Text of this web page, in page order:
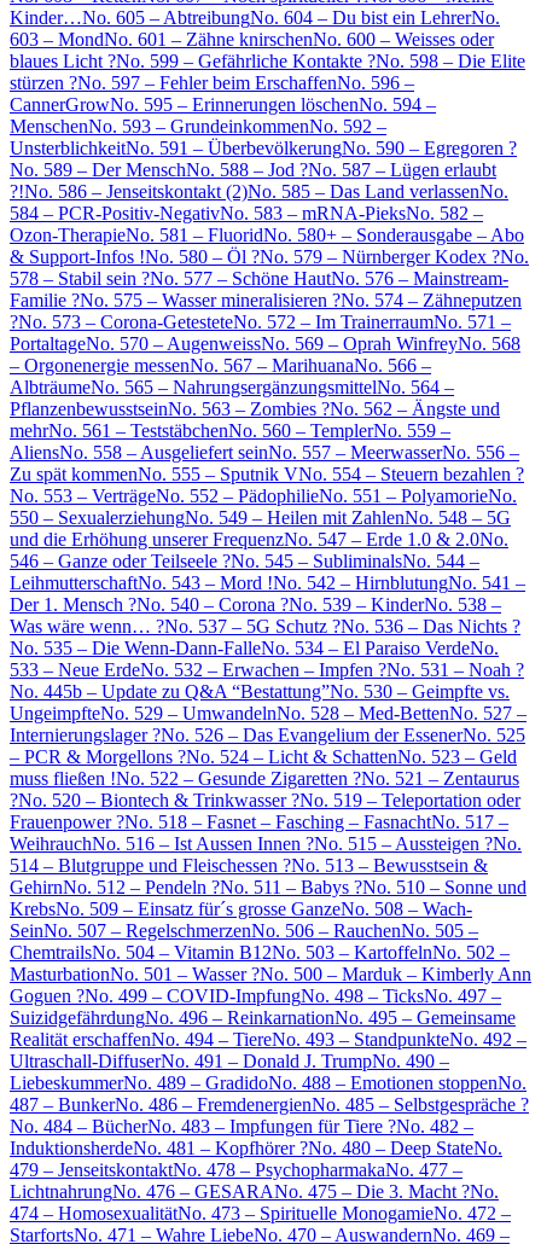
Kinder…No. 605 – AbtreibungNo. 604 – Du bist ein LehrerNo.
603 – MondNo. 601 – Zähne knirschenNo. 600 – Weisses oder
blaues Licht ?No. 599 – Gefährliche Kontakte ?No. 598 – Die Elite
stürzen ?No. 597 – Fehler beim ErschaffenNo. 596 –
CannerGrowNo. 595 – Erinnerungen löschenNo. 594 –
MenschenNo. 593 – GrundeinkommenNo. 592 –
UnsterblichkeitNo. 591 – ÜberbevölkerungNo. 590 – Egregoren ?
No. 589 – Der MenschNo. 588 – Jod ?No. 587 – Lügen erlaubt
?!No. 586 – Jenseitskontakt (2)No. 585 – Das Land verlassenNo.
584 – PCR-Positiv-NegativNo. 583 – mRNA-PieksNo. 582 –
Ozon-TherapieNo. 581 – FluoridNo. 580+ – Sonderausgabe – Abo
& Support-Infos !No. 580 – Öl ?No. 579 – Nürnberger Kodex ?No.
578 – Stabil sein ?No. 577 – Schöne HautNo. 576 – Mainstream-
Familie ?No. 575 – Wasser mineralisieren ?No. 574 – Zähneputzen
?No. 573 – Corona-GetesteteNo. 572 – Im TrainerraumNo. 571 –
PortaltageNo. 570 – AugenweissNo. 569 – Oprah WinfreyNo. 568
– Orgonenergie messenNo. 567 – MarihuanaNo. 566 –
AlbträumeNo. 565 – NahrungsergänzungsmittelNo. 564 –
PflanzenbewusstseinNo. 563 – Zombies ?No. 562 – Ängste und
mehrNo. 561 – TeststäbchenNo. 560 – TemplerNo. 559 –
AliensNo. 558 – Ausgeliefert seinNo. 557 – MeerwasserNo. 556 –
Zu spät kommenNo. 555 – Sputnik VNo. 554 – Steuern bezahlen ?
No. 553 – VerträgeNo. 552 – PädophilieNo. 551 – PolyamorieNo.
550 – SexualerziehungNo. 549 – Heilen mit ZahlenNo. 548 – 5G
und die Erhöhung unserer FrequenzNo. 547 – Erde 1.0 & 2.0No.
546 – Ganze oder Teilseele ?No. 545 – SubliminalsNo. 544 –
LeihmutterschaftNo. 543 – Mord !No. 542 – HirnblutungNo. 541 –
Der 1. Mensch ?No. 540 – Corona ?No. 539 – KinderNo. 538 –
Was wäre wenn… ?No. 537 – 5G Schutz ?No. 536 – Das Nichts ?
No. 535 – Die Wenn-Dann-FalleNo. 534 – El Paraiso VerdeNo.
533 – Neue ErdeNo. 532 – Erwachen – Impfen ?No. 531 – Noah ?
No. 445b – Update zu Q&A “Bestattung”No. 530 – Geimpfte vs.
UngeimpfteNo. 529 – UmwandelnNo. 528 – Med-BettenNo. 527 –
Internierungslager ?No. 526 – Das Evangelium der EssenerNo. 525
– PCR & Morgellons ?No. 524 – Licht & SchattenNo. 523 – Geld
muss fließen !No. 522 – Gesunde Zigaretten ?No. 521 – Zentaurus
?No. 520 – Biontech & Trinkwasser ?No. 519 – Teleportation oder
Frauenpower ?No. 518 – Fasnet – Fasching – FasnachtNo. 517 –
WeihrauchNo. 516 – Ist Aussen Innen ?No. 515 – Aussteigen ?No.
514 – Blutgruppe und Fleischessen ?No. 513 – Bewusstsein &
GehirnNo. 512 – Pendeln ?No. 511 – Babys ?No. 510 – Sonne und
KrebsNo. 509 – Einsatz für´s grosse GanzeNo. 508 – Wach-
SeinNo. 507 – RegelschmerzenNo. 506 – RauchenNo. 505 –
ChemtrailsNo. 504 – Vitamin B12No. 503 – KartoffelnNo. 502 –
MasturbationNo. 501 – Wasser ?No. 500 – Marduk – Kimberly Ann
Goguen ?No. 499 – COVID-ImpfungNo. 498 – TicksNo. 497 –
SuizidgefährdungNo. 496 – ReinkarnationNo. 495 – Gemeinsame
Realität erschaffenNo. 494 – TiereNo. 493 – StandpunkteNo. 492 –
Ultraschall-DiffuserNo. 491 – Donald J. TrumpNo. 490 –
LiebeskummerNo. 489 – GradidoNo. 488 – Emotionen stoppenNo.
487 – BunkerNo. 486 – FremdenergienNo. 485 – Selbstgespräche ?
No. 484 – BücherNo. 483 – Impfungen für Tiere ?No. 482 –
InduktionsherdeNo. 481 – Kopfhörer ?No. 480 – Deep StateNo.
479 – JenseitskontaktNo. 478 – PsychopharmakaNo. 477 –
LichtnahrungNo. 476 – GESARANo. 475 – Die 3. Macht ?No.
474 – HomosexualitätNo. 473 – Spirituelle MonogamieNo. 472 –
StarfortsNo. 471 – Wahre LiebeNo. 470 – AuswandernNo. 469 –